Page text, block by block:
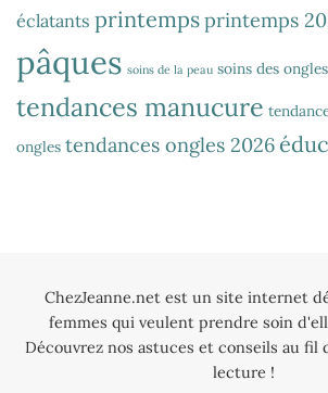
éclatants printempsprintemps
pâques soins de la peau soins des ongles
tendances manucure
ongles tendances ongles 2026
ChezJeanne.net est un site internet
femmes qui veulent prendre soin
Découvrez nos astuces et conseils au fil
lecture !